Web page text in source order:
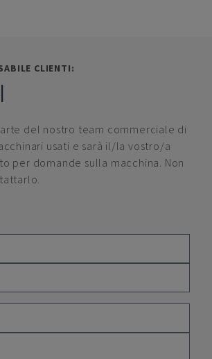
CLIENTI:
del nostro team commerciale di
usati e sarà il/la vostro/a
per domande sulla macchina. Non